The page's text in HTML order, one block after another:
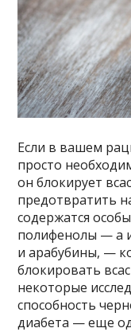
Если в вашем
просто
он блокирует
предотвратить
содержатся
полифенолы — а
и арабубины, —
блокировать
некоторые
способность
диабета — еще